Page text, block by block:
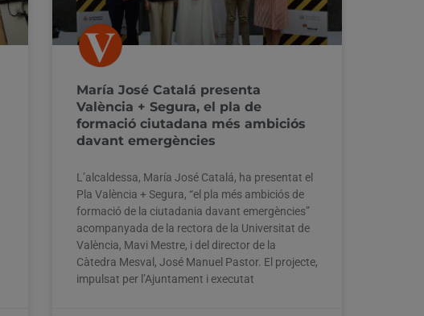
María José Catalá presenta
València + Segura, el pla de
formació ciutadana més ambiciós
davant emergències
L’alcaldessa, María José Catalá, ha presentat el
Pla València + Segura, “el pla més ambiciós de
formació de la ciutadania davant emergències”
acompanyada de la rectora de la Universitat de
València, Mavi Mestre, i del director de la
Càtedra Mesval, José Manuel Pastor. El projecte,
impulsat per l’Ajuntament i executat